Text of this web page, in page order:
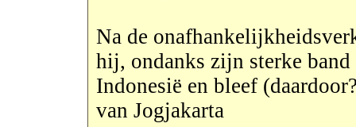
Na de
hij, ondanks zijn sterke
Indonesië en bleef
van Jogjakarta